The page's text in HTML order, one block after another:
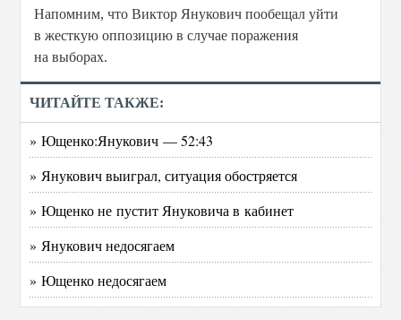
Напомним, что Виктор Янукович пообещал уйти
в жесткую оппозицию в случае поражения
на выборах.
ЧИТАЙТЕ ТАКЖЕ:
» Ющенко:Янукович — 52:43
» Янукович выиграл, ситуация обостряется
» Ющенко не пустит Януковича в кабинет
» Янукович недосягаем
» Ющенко недосягаем